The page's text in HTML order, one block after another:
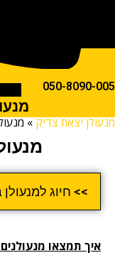
050-
יצאת צדיק»מנעולנים
>> חיוג למנעולן
תמצאו מנעולנים